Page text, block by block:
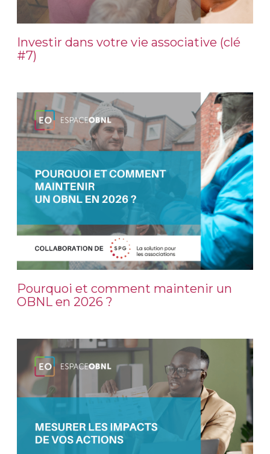
Investir dans votre vie associative (clé
#7)
Pourquoi et comment maintenir un
OBNL en 2026 ?